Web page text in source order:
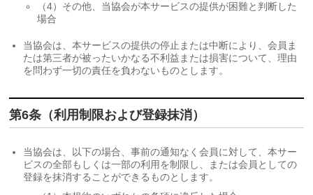
（4）その他、当協会が本サービスの提供が困難と判断した
場合
当協会は、本サービスの提供の停止または中断により、会員ま
たは第三者が被ったいかなる不利益または損害について、理由
を問わず一切の責任を負わないものとします。
第6条（利用制限および登録抹消）
当協会は、以下の場合、事前の通知なく会員に対して、本サー
ビスの全部もしくは一部の利用を制限し、または会員としての
登録を抹消することができるものとします。